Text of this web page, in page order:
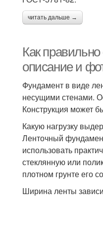
читать дальше →
Как
описание и
Фундамент в виде
несущими стенами.
Конструкция может
Какую нагрузку
Ленточный
использовать
стеклянную или
плотном грунте его
Ширина ленты